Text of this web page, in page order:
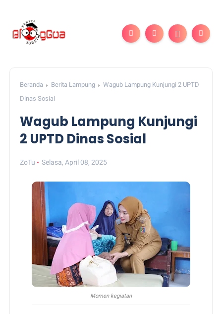
Beranda Berita Lampung
Wagub Lampung Kunjungi 2 UPTD
Dinas Sosial
Wagub Lampung Kunjungi
2 UPTD Dinas Sosial
ZoTu Selasa, April 08, 2025
Momen kegiatan